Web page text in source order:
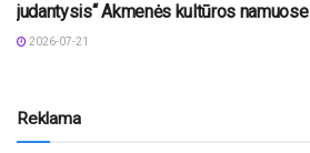
judantysis“ Akmenės kultūros namuose
2026-07-21
Reklama